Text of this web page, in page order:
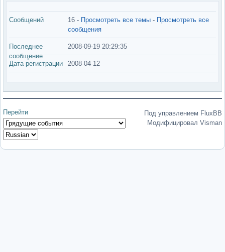
Сообщений 16 - Просмотреть все темы - Просмотреть все
сообщения
Последнее
сообщение
2008-09-19 20:29:35
Дата регистрации 2008-04-12
Перейти
Под управлением FluxBB
Модифицировал Visman